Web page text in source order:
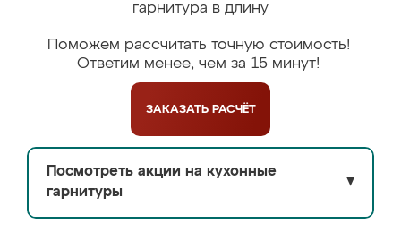
гарнитура в длину
Поможем рассчитать точную стоимость!
Ответим менее, чем за 15 минут!
ЗАКАЗАТЬ РАСЧЁТ
Посмотреть акции на кухонные
гарнитуры
▼